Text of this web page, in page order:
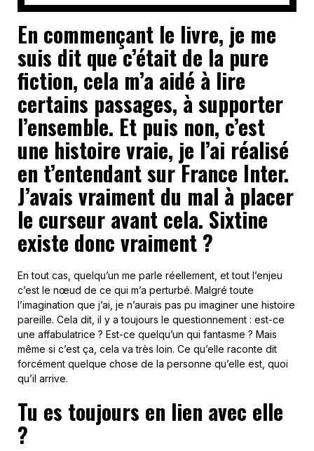
En commençant le livre, je me
suis dit que c’était de la pure
fiction, cela m’a aidé à lire
certains passages, à supporter
l’ensemble. Et puis non, c’est
une histoire vraie, je l’ai réalisé
en t’entendant sur France Inter.
J’avais vraiment du mal à placer
le curseur avant cela. Sixtine
existe donc vraiment ?
En tout cas, quelqu’un me parle réellement, et tout l’enjeu
c’est le nœud de ce qui m’a perturbé. Malgré toute
l’imagination que j’ai, je n’aurais pas pu imaginer une histoire
pareille. Cela dit, il y a toujours le questionnement : est-ce
une affabulatrice ? Est-ce quelqu’un qui fantasme ? Mais
même si c’est ça, cela va très loin. Ce qu’elle raconte dit
forcément quelque chose de la personne qu’elle est, quoi
qu’il arrive.
Tu es toujours en lien avec elle
?